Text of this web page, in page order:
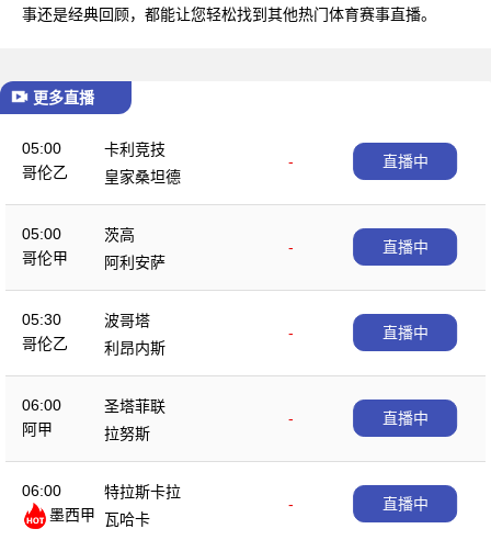
事还是经典回顾，都能让您轻松找到其他热门体育赛事直播。
更多直播
05:00
哥伦乙
卡利竞技
-
皇家桑坦德
直播中
05:00
哥伦甲
茨高
-
阿利安萨
直播中
05:30
哥伦乙
波哥塔
-
利昂内斯
直播中
06:00
阿甲
圣塔菲联
-
拉努斯
直播中
06:00
墨西甲
特拉斯卡拉
-
瓦哈卡
直播中